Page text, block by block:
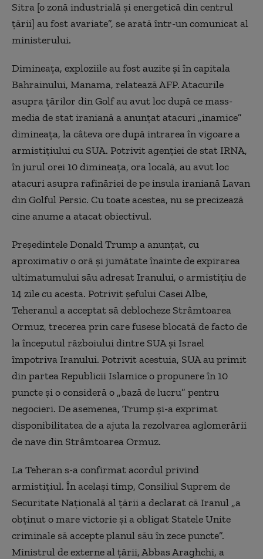
Sitra [o zonă industrială și energetică din centrul
țării] au fost avariate”, se arată într-un comunicat al
ministerului.
Dimineața, exploziile au fost auzite și în capitala
Bahrainului, Manama, relatează AFP. Atacurile
asupra țărilor din Golf au avut loc după ce mass-
media de stat iraniană a anunțat atacuri „inamice”
dimineața, la câteva ore după intrarea în vigoare a
armistițiului cu SUA. Potrivit agenției de stat IRNA,
în jurul orei 10 dimineața, ora locală, au avut loc
atacuri asupra rafinăriei de pe insula iraniană Lavan
din Golful Persic. Cu toate acestea, nu se precizează
cine anume a atacat obiectivul.
Președintele Donald Trump a anunțat, cu
aproximativ o oră și jumătate înainte de expirarea
ultimatumului său adresat Iranului, o armistițiu de
14 zile cu acesta. Potrivit șefului Casei Albe,
Teheranul a acceptat să deblocheze Strâmtoarea
Ormuz, trecerea prin care fusese blocată de facto de
la începutul războiului dintre SUA și Israel
împotriva Iranului. Potrivit acestuia, SUA au primit
din partea Republicii Islamice o propunere în 10
puncte și o consideră o „bază de lucru” pentru
negocieri. De asemenea, Trump și-a exprimat
disponibilitatea de a ajuta la rezolvarea aglomerării
de nave din Strâmtoarea Ormuz.
La Teheran s-a confirmat acordul privind
armistițiul. În același timp, Consiliul Suprem de
Securitate Națională al țării a declarat că Iranul „a
obținut o mare victorie și a obligat Statele Unite
criminale să accepte planul său în zece puncte”.
Ministrul de externe al țării, Abbas Araghchi, a